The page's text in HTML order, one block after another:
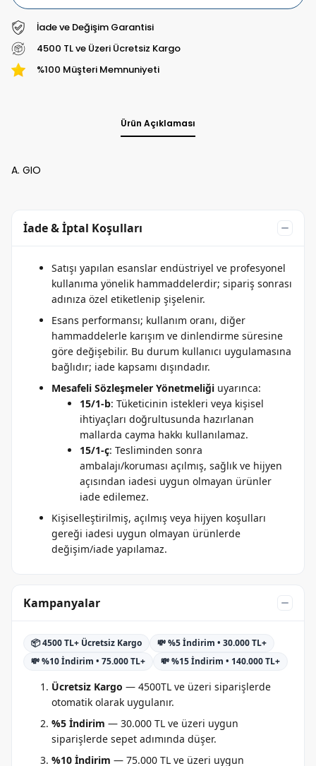
İade ve Değişim Garantisi
4500 TL ve Üzeri Ücretsiz Kargo
%100 Müşteri Memnuniyeti
Ürün Açıklaması
A. GIO
İade & İptal Koşulları
Satışı yapılan esanslar endüstriyel ve profesyonel
kullanıma yönelik hammaddelerdir; sipariş sonrası
adınıza özel etiketlenip şişelenir.
Esans performansı; kullanım oranı, diğer
hammaddelerle karışım ve dinlendirme süresine
göre değişebilir. Bu durum kullanıcı uygulamasına
bağlıdır; iade kapsamı dışındadır.
Mesafeli Sözleşmeler Yönetmeliği uyarınca:
15/1-b: Tüketicinin istekleri veya kişisel
ihtiyaçları doğrultusunda hazırlanan
mallarda cayma hakkı kullanılamaz.
15/1-ç: Tesliminden sonra
ambalajı/koruması açılmış, sağlık ve hijyen
açısından iadesi uygun olmayan ürünler
iade edilemez.
Kişiselleştirilmiş, açılmış veya hijyen koşulları
gereği iadesi uygun olmayan ürünlerde
değişim/iade yapılamaz.
Kampanyalar
📦 4500 TL+ Ücretsiz Kargo
💸 %5 İndirim • 30.000 TL+
💸 %10 İndirim • 75.000 TL+
💸 %15 İndirim • 140.000 TL+
Ücretsiz Kargo — 4500TL ve üzeri siparişlerde
otomatik olarak uygulanır.
%5 İndirim — 30.000 TL ve üzeri uygun
siparişlerde sepet adımında düşer.
%10 İndirim — 75.000 TL ve üzeri uygun